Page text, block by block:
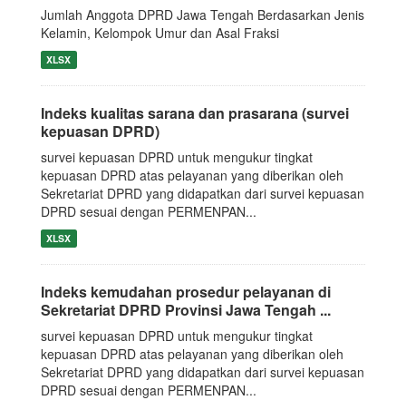
Jumlah Anggota DPRD Jawa Tengah Berdasarkan Jenis
Kelamin, Kelompok Umur dan Asal Fraksi
XLSX
Indeks kualitas sarana dan prasarana (survei
kepuasan DPRD)
survei kepuasan DPRD untuk mengukur tingkat
kepuasan DPRD atas pelayanan yang diberikan oleh
Sekretariat DPRD yang didapatkan dari survei kepuasan
DPRD sesuai dengan PERMENPAN...
XLSX
Indeks kemudahan prosedur pelayanan di
Sekretariat DPRD Provinsi Jawa Tengah ...
survei kepuasan DPRD untuk mengukur tingkat
kepuasan DPRD atas pelayanan yang diberikan oleh
Sekretariat DPRD yang didapatkan dari survei kepuasan
DPRD sesuai dengan PERMENPAN...